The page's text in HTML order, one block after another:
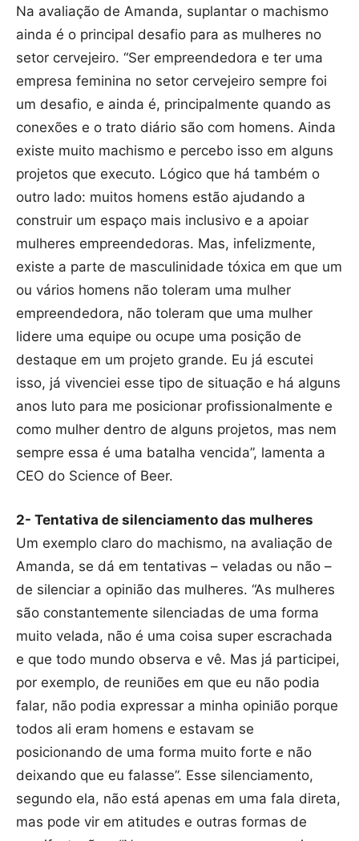
Na avaliação de Amanda, suplantar o machismo
ainda é o principal desafio para as mulheres no
setor cervejeiro. “Ser empreendedora e ter uma
empresa feminina no setor cervejeiro sempre foi
um desafio, e ainda é, principalmente quando as
conexões e o trato diário são com homens. Ainda
existe muito machismo e percebo isso em alguns
projetos que executo. Lógico que há também o
outro lado: muitos homens estão ajudando a
construir um espaço mais inclusivo e a apoiar
mulheres empreendedoras. Mas, infelizmente,
existe a parte de masculinidade tóxica em que um
ou vários homens não toleram uma mulher
empreendedora, não toleram que uma mulher
lidere uma equipe ou ocupe uma posição de
destaque em um projeto grande. Eu já escutei
isso, já vivenciei esse tipo de situação e há alguns
anos luto para me posicionar profissionalmente e
como mulher dentro de alguns projetos, mas nem
sempre essa é uma batalha vencida”, lamenta a
CEO do Science of Beer.
2- Tentativa de silenciamento das mulheres
Um exemplo claro do machismo, na avaliação de
Amanda, se dá em tentativas – veladas ou não –
de silenciar a opinião das mulheres. “As mulheres
são constantemente silenciadas de uma forma
muito velada, não é uma coisa super escrachada
e que todo mundo observa e vê. Mas já participei,
por exemplo, de reuniões em que eu não podia
falar, não podia expressar a minha opinião porque
todos ali eram homens e estavam se
posicionando de uma forma muito forte e não
deixando que eu falasse”. Esse silenciamento,
segundo ela, não está apenas em uma fala direta,
mas pode vir em atitudes e outras formas de